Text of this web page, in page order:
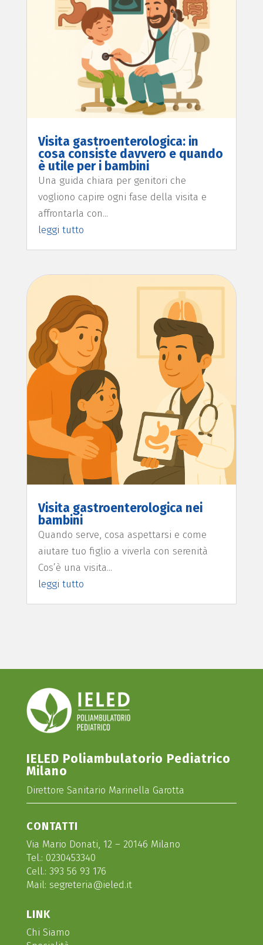
Visita gastroenterologica: in
cosa consiste davvero e quando
è utile per i bambini
Una guida chiara per genitori che
vogliono capire ogni fase della visita e
affrontarla con...
leggi tutto
Visita gastroenterologica nei
bambini
Quando serve, cosa aspettarsi e come
aiutare tuo figlio a viverla con serenità
Cos’è una visita...
leggi tutto
IELED Poliambulatorio Pediatrico
Milano
Direttore Sanitario Marinella Garotta
CONTATTI
Via Mario Donati, 12 – 20146 Milano
Tel.: 0230453340
Cell.: 393 56 93 176
Mail: segreteria@ieled.it
LINK
Chi Siamo